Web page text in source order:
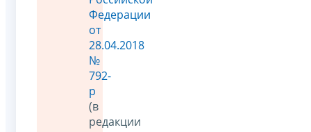
Федерации
от
28.04.2018
№
792-
р
(в
редакции